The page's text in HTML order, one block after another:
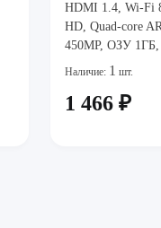
HDMI 1.4, Wi-Fi
HD, Quad-core
450MP, ОЗУ
45x45x40 мм) [
Наличие: 1 шт.
1 466 ₽